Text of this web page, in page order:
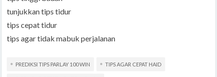
tunjukkan tips tidur
tips cepat tidur
tips agar tidak mabuk perjalanan
PREDIKSI TIPS PARLAY 100 WIN TIPS AGAR CEPAT HAID